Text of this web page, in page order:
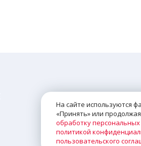
Каталог
Технологии
На сайте используются
«Принять» или
обработку
политикой
пользовательского